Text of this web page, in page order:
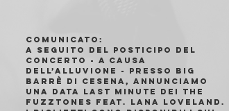
COMUNICATO:
A seguito del posticipo del
concerto - a causa
dell’alluvione - presso Big
Barrè di Cesena, annunciamo
una data last minute dei The
Fuzztones feat. Lana Loveland.